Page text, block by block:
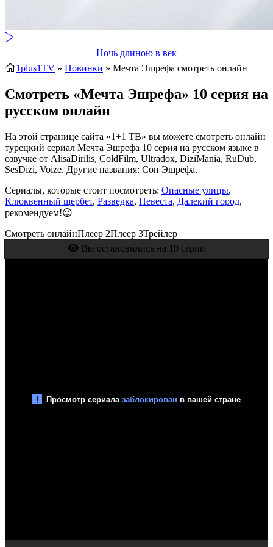
Ночь длиною в век
1plus1TV » Новинки » Мечта Эшрефа смотреть онлайн
Смотреть «Мечта Эшрефа» 10 серия на
русском онлайн
На этой странице сайта «1+1 ТВ» вы можете смотреть онлайн
турецкий сериал Мечта Эшрефа 10 серия на русском языке в
озвучке от AlisaDirilis, ColdFilm, Ultradox, DiziMania, RuDub,
SesDizi, Voize. Другие названия: Сон Эшрефа.
Сериалы, которые стоит посмотреть: Опасные улицы,
Клюквенный щербет, Разведка, Невеста, Далекий город,
рекомендуем!😉
Смотреть онлайнПлеер 2Плеер 3Трейлер
Вы остановились на 10 серии